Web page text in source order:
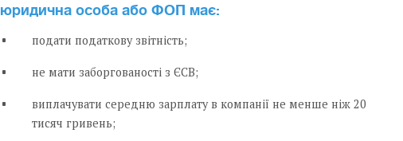
юридична особа або ФОП має:
подати податкову звітність;
не мати заборгованості з ЄСВ;
виплачувати середню зарплату в компанії не менше ніж 20
тисяч гривень;